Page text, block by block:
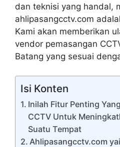
dan teknisi yang handal,
ahlipasangcctv.com
Kami akan memberikan
vendor pemasangan
Batang yang sesuai
Isi Konten
Inilah Fitur Penting
CCTV Untuk
Suatu Tempat
Ahlipasangcctv.com